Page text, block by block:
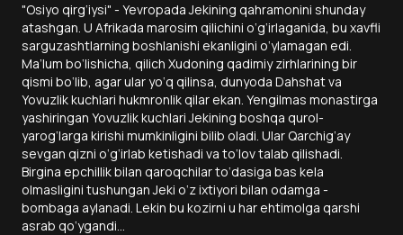
"Osiyo qirg‘iysi" - Yevropada Jekining qahramonini shunday
atashgan. U Afrikada marosim qilichini o‘g‘irlaganida, bu xavfli
sarguzashtlarning boshlanishi ekanligini o‘ylamagan edi.
Ma’lum bo‘lishicha, qilich Xudoning qadimiy zirhlarining bir
qismi bo‘lib, agar ular yo‘q qilinsa, dunyoda Dahshat va
Yovuzlik kuchlari hukmronlik qilar ekan. Yengilmas monastirga
yashiringan Yovuzlik kuchlari Jekining boshqa qurol-
yarog‘larga kirishi mumkinligini bilib oladi. Ular Qarchig‘ay
sevgan qizni o‘g‘irlab ketishadi va to‘lov talab qilishadi.
Birgina epchillik bilan qaroqchilar to‘dasiga bas kela
olmasligini tushungan Jeki o‘z ixtiyori bilan odamga -
bombaga aylanadi. Lekin bu kozirni u har ehtimolga qarshi
asrab qo‘ygandi...